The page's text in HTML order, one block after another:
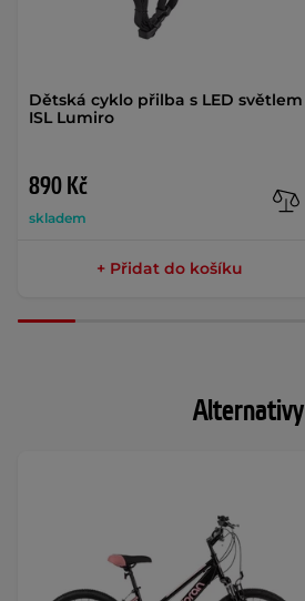
Dětská cyklo přilba s LED světlem
ISL Lumiro
890 Kč
skladem
+ Přidat do košíku
Alternativy